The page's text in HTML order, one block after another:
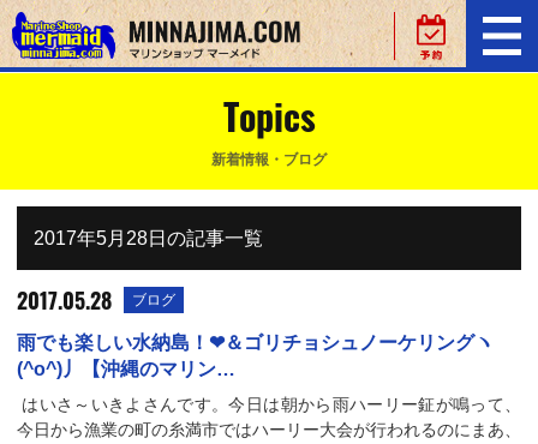
Topics
新着情報・ブログ
2017年5月28日の記事一覧
2017.05.28 ブログ
雨でも楽しい水納島！❤＆ゴリチョシュノーケリングヽ
(^o^)丿【沖縄のマリン…
はいさ～いきよさんです。今日は朝から雨ハーリー鉦が鳴って、
今日から漁業の町の糸満市ではハーリー大会が行われるのにまあ、